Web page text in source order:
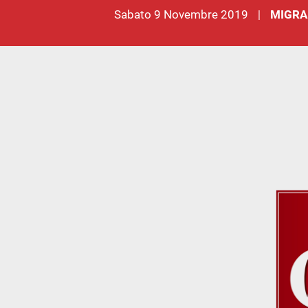
sabato 9 Novembre 2019 |